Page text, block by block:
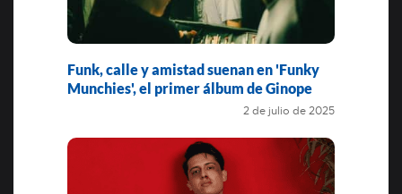
Funk, calle y amistad suenan en 'Funky
Munchies', el primer álbum de Ginope
2 de julio de 2025